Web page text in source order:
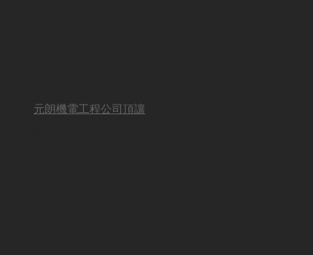
元朗機電工程公司頂讓